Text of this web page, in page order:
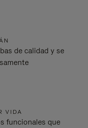
de calidad y se
VIDA
funcionales que